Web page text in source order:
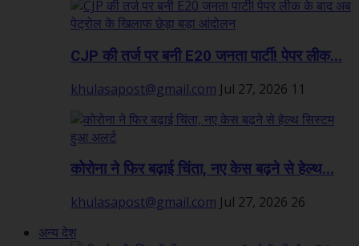
CJP की तर्ज पर बनी E20 जनता पार्टी! पेपर लीक...
khulasapost@gmail.com Jul 27, 2026 11
कोरोना ने फिर बढ़ाई चिंता, नए केस बढ़ने से हेल्थ...
khulasapost@gmail.com Jul 27, 2026 26
अन्य देश